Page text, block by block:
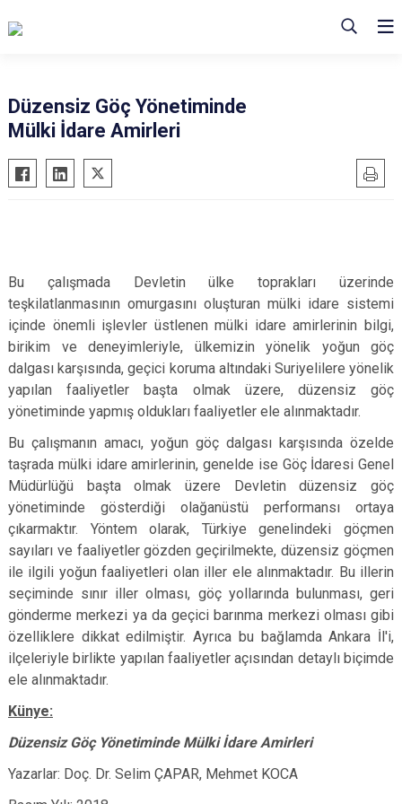
Düzensiz Göç Yönetiminde
Mülki İdare Amirleri
Bu çalışmada Devletin ülke toprakları üzerinde
teşkilatlanmasının omurgasını oluşturan mülki idare sistemi
içinde önemli işlevler üstlenen mülki idare amirlerinin bilgi,
birikim ve deneyimleriyle, ülkemizin yönelik yoğun göç
dalgası karşısında, geçici koruma altındaki Suriyelilere yönelik
yapılan faaliyetler başta olmak üzere, düzensiz göç
yönetiminde yapmış oldukları faaliyetler ele alınmaktadır.
Bu çalışmanın amacı, yoğun göç dalgası karşısında özelde
taşrada mülki idare amirlerinin, genelde ise Göç İdaresi Genel
Müdürlüğü başta olmak üzere Devletin düzensiz göç
yönetiminde gösterdiği olağanüstü performansı ortaya
çıkarmaktır. Yöntem olarak, Türkiye genelindeki göçmen
sayıları ve faaliyetler gözden geçirilmekte, düzensiz göçmen
ile ilgili yoğun faaliyetleri olan iller ele alınmaktadır. Bu illerin
seçiminde sınır iller olması, göç yollarında bulunması, geri
gönderme merkezi ya da geçici barınma merkezi olması gibi
özelliklere dikkat edilmiştir. Ayrıca bu bağlamda Ankara İl'i,
ilçeleriyle birlikte yapılan faaliyetler açısından detaylı biçimde
ele alınmaktadır.
Künye:
Düzensiz Göç Yönetiminde Mülki İdare Amirleri
Yazarlar: Doç. Dr. Selim ÇAPAR, Mehmet KOCA